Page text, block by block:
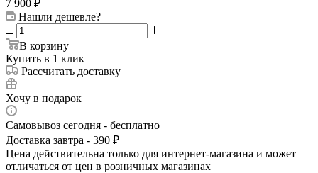
7 900 ₽
Нашли дешевле?
В корзину
Купить в 1 клик
Рассчитать доставку
Хочу в подарок
Самовывоз сегодня - бесплатно
Доставка завтра - 390 ₽
Цена действительна только для интернет-магазина и может
отличаться от цен в розничных магазинах